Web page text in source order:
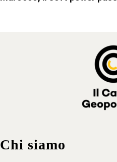
Chi siamo